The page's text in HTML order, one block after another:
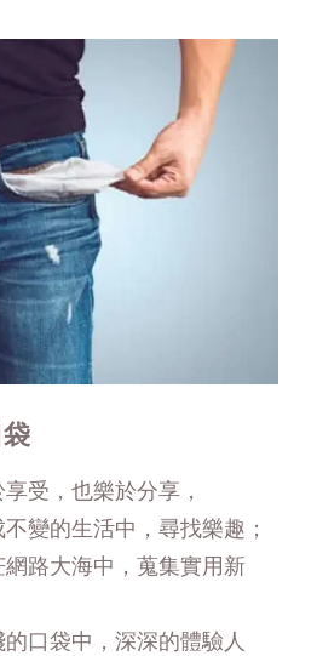
受，也樂於分享，
變的生活中，尋找樂趣；
路大海中，蒐集實用新
口袋中，深深的體驗人